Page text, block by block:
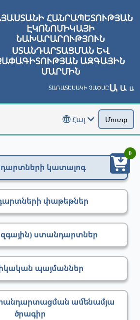
ՀԱՆՐԱՊԵՏՈՒԹՅԱՆ
ԷԿՈՆՈՄԻԿԱՅԻ
ՆԱԽԱՐԱՐՈՒԹՅՈՒՆ
ՍՏԱՆԴԱՐՏԱՑՄԱՆ ԵՎ
ԱԶԳԱՅԻՆ
ՄԱՐՄԻՆ
ՏԱՌԱՏԵՍԱԿԻ ՉԱՓՍԸԱ Ա Ա
Հայ Մուտք
կատալոգ
փաթեթներ
ստանդարտներ
պայմաններ
ամենամյա
ծրագիր
0